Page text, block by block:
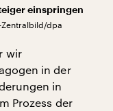
einspringen
Zentralbild/dpa
wir
in der
in
Prozess der